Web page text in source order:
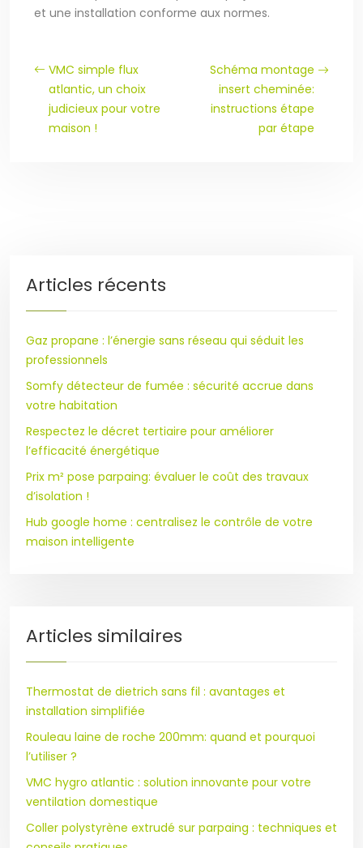
et une installation conforme aux normes.
VMC simple flux
atlantic, un choix
judicieux pour votre
maison !
Schéma montage
insert cheminée:
instructions étape
par étape
Articles récents
Gaz propane : l’énergie sans réseau qui séduit les
professionnels
Somfy détecteur de fumée : sécurité accrue dans
votre habitation
Respectez le décret tertiaire pour améliorer
l’efficacité énergétique
Prix m² pose parpaing: évaluer le coût des travaux
d’isolation !
Hub google home : centralisez le contrôle de votre
maison intelligente
Articles similaires
Thermostat de dietrich sans fil : avantages et
installation simplifiée
Rouleau laine de roche 200mm: quand et pourquoi
l’utiliser ?
VMC hygro atlantic : solution innovante pour votre
ventilation domestique
Coller polystyrène extrudé sur parpaing : techniques et